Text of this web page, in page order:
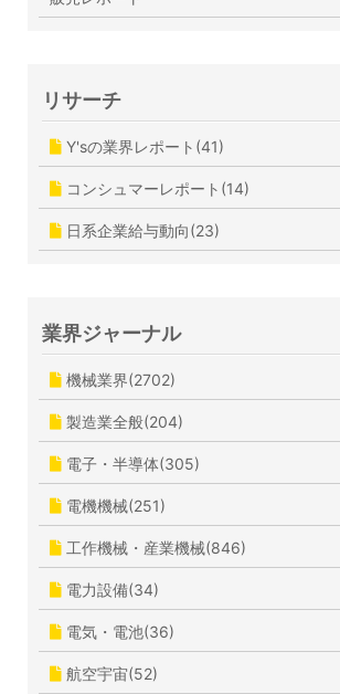
リサーチ
Y'sの業界レポート(41)
コンシュマーレポート(14)
日系企業給与動向(23)
業界ジャーナル
機械業界(2702)
製造業全般(204)
電子・半導体(305)
電機機械(251)
工作機械・産業機械(846)
電力設備(34)
電気・電池(36)
航空宇宙(52)